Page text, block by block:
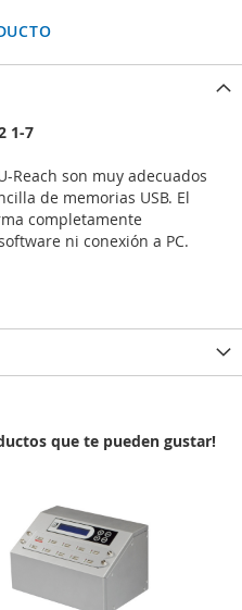
1-7
Reach son muy adecuados
de memorias USB. El
completamente
ni conexión a PC.
que te pueden gustar!